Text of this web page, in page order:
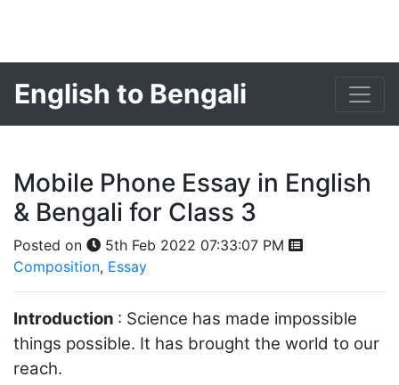
English to Bengali
Mobile Phone Essay in English
& Bengali for Class 3
Posted on
5th Feb 2022 07:33:07 PM
Composition, Essay
Introduction : Science has made impossible
things possible. It has brought the world to our
reach.